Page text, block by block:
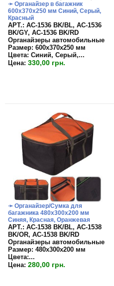
➛ Органайзер в багажник
600х370х250 мм Синий, Серый,
Красный
APT.: АС-1536 BK/BL, АС-1536
BK/GY, АС-1536 BK/RD
Органайзеры автомобильные
Размер: 600х370х250 мм
Цвета: Синий, Серый,...
Цена: 330,00 грн.
➛ Органайзер/Сумка для
багажника 480х300х200 мм
Синяя, Красная, Оранжевая
APT.: АС-1538 BK/BL, АС-1538
BK/OR, АС-1538 BK/RD
Органайзеры автомобильные
Размер: 480х300х200 мм
Цвета:...
Цена: 280,00 грн.